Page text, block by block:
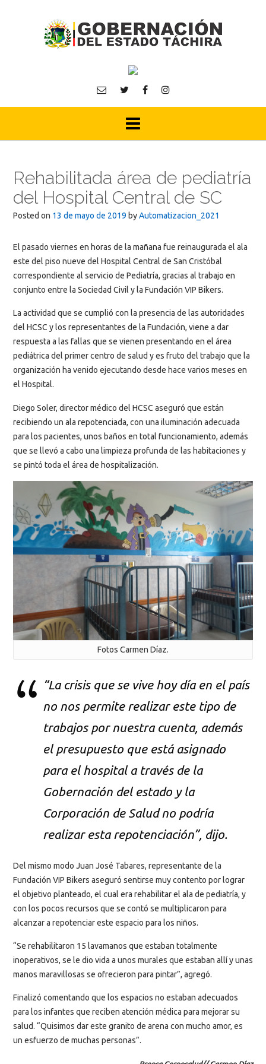
Rehabilitada área de pediatría
del Hospital Central de SC
Posted on 13 de mayo de 2019 byAutomatizacion_2021
El pasado viernes en horas de la mañana fue reinaugurada el ala
este del piso nueve del Hospital Central de San Cristóbal
correspondiente al servicio de Pediatría, gracias al trabajo en
conjunto entre la Sociedad Civil y la Fundación VIP Bikers.
La actividad que se cumplió con la presencia de las autoridades
del HCSC y los representantes de la Fundación, viene a dar
respuesta a las fallas que se vienen presentando en el área
pediátrica del primer centro de salud y es fruto del trabajo que la
organización ha venido ejecutando desde hace varios meses en
el Hospital.
Diego Soler, director médico del HCSC aseguró que están
recibiendo un ala repotenciada, con una iluminación adecuada
para los pacientes, unos baños en total funcionamiento, además
que se llevó a cabo una limpieza profunda de las habitaciones y
se pintó toda el área de hospitalización.
Fotos Carmen Díaz.
“La crisis que se vive hoy día en el país
no nos permite realizar este tipo de
trabajos por nuestra cuenta, además
el presupuesto que está asignado
para el hospital a través de la
Gobernación del estado y la
Corporación de Salud no podría
realizar esta repotenciación”, dijo.
Del mismo modo Juan José Tabares, representante de la
Fundación VIP Bikers aseguró sentirse muy contento por lograr
el objetivo planteado, el cual era rehabilitar el ala de pediatría, y
con los pocos recursos que se contó se multiplicaron para
alcanzar a repotenciar este espacio para los niños.
“Se rehabilitaron 15 lavamanos que estaban totalmente
inoperativos, se le dio vida a unos murales que estaban allí y unas
manos maravillosas se ofrecieron para pintar”, agregó.
Finalizó comentando que los espacios no estaban adecuados
para los infantes que reciben atención médica para mejorar su
salud. “Quisimos dar este granito de arena con mucho amor, es
un esfuerzo de muchas personas”.